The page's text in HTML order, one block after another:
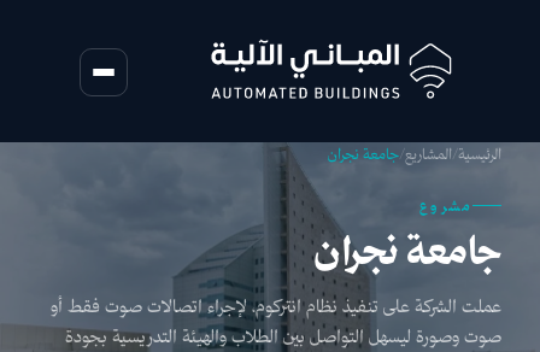
الرئيسية/المشاريع/جامعة نجران
مشروع
جامعة نجران
عملت الشركة على تنفيذ نظام انتركوم، لإجراء اتصالات صوت فقط أو
صوت وصورة ليسهل التواصل بين الطلاب والهيئة التدريسية بجودة